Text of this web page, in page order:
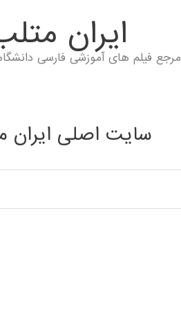
ايران
مرجع فیلم های آموزشی فارسی
سایت اصلی ایران